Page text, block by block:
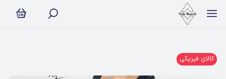
کالای فیزیکی